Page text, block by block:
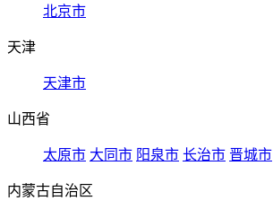
北京市
天津
天津市
山西省
太原市 大同市 阳泉市 长治市 晋城市
内蒙古自治区